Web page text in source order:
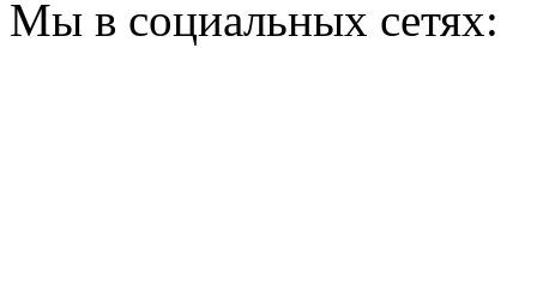
Мы в социальных сетях: